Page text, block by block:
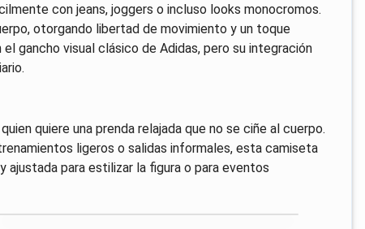
con jeans, joggers o incluso looks monocromos.
otorgando libertad de movimiento y un toque
gancho visual clásico de Adidas, pero su integración
quiere una prenda relajada que no se ciñe al cuerpo.
ligeros o salidas informales, esta camiseta
ajustada para estilizar la figura o para eventos